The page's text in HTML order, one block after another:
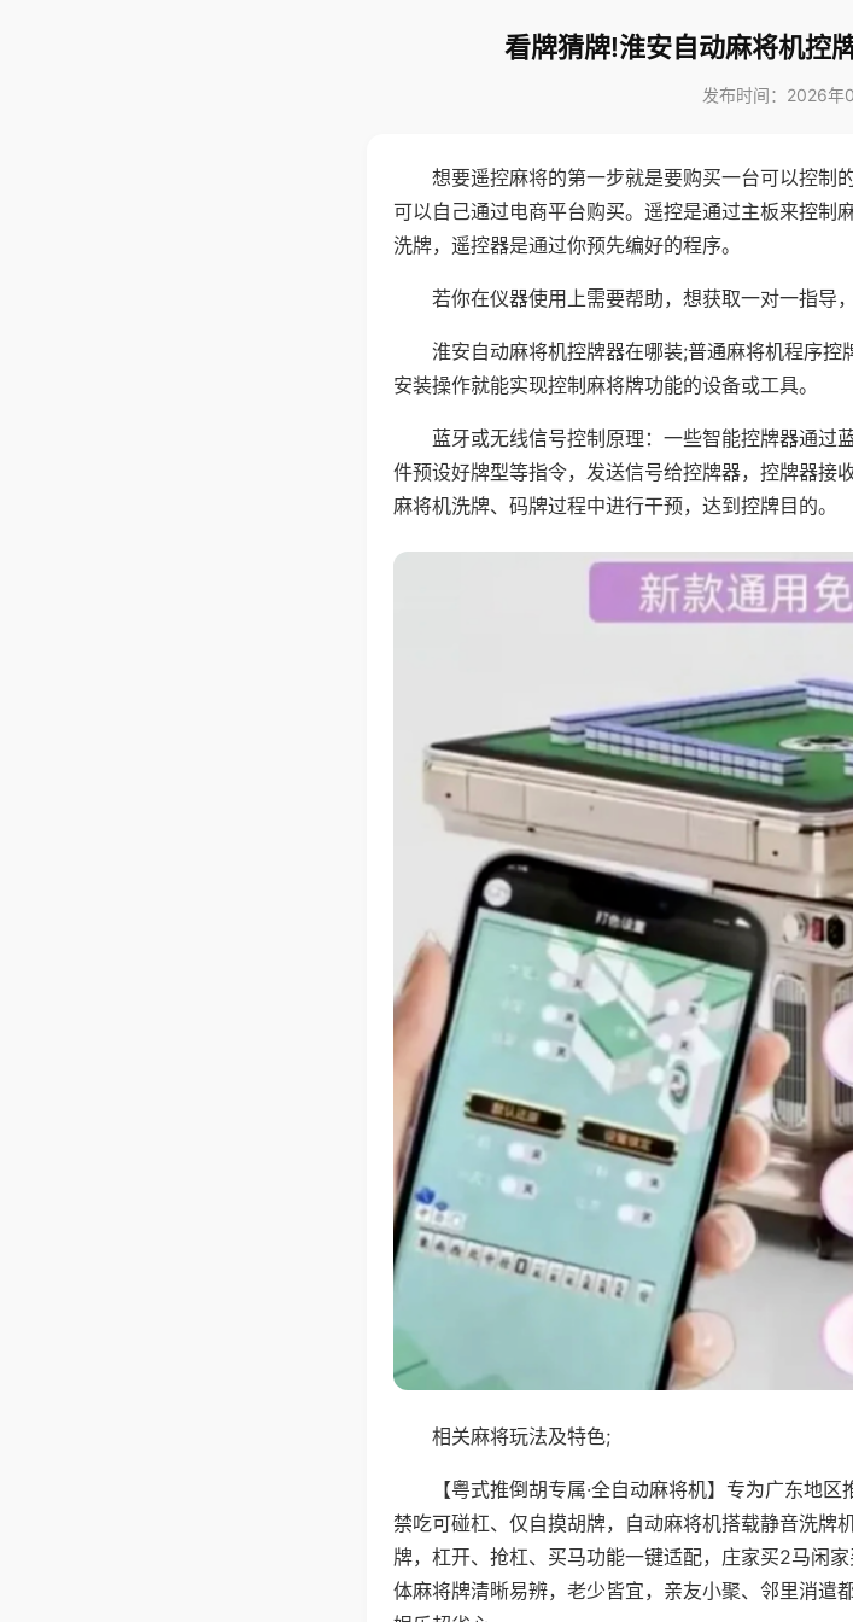
看牌猜牌!淮安自动麻将机控
发布时间：2026年
想要遥控麻将的第一步就是要购买一台可以控制
可以自己通过电商平台购买。遥控是通过主板来控制
洗牌，遥控器是通过你预先编好的程序。
若你在仪器使用上需要帮助，想获取一对一指导
淮安自动麻将机控牌器在哪装;普通麻将机程序
安装操作就能实现控制麻将牌功能的设备或工具。
蓝牙或无线信号控制原理：一些智能控牌器通过
件预设好牌型等指令，发送信号给控牌器，控牌器接
麻将机洗牌、码牌过程中进行干预，达到控牌目的。
相关麻将玩法及特色;
【粤式推倒胡专属·全自动麻将机】专为广东地
禁吃可碰杠、仅自摸胡牌，自动麻将机搭载静音洗牌
牌，杠开、抢杠、买马功能一键适配，庄家买2马闲
体麻将牌清晰易辨，老少皆宜，亲友小聚、邻里消遣